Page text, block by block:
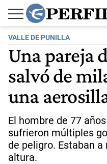
VALLE DE PUNILLA
Una pareja
salvó de
una
El hombre de 77
sufrieron múltiples
de peligro. Estaban
altura.